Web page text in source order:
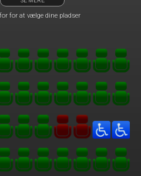
for at vælge dine pladser